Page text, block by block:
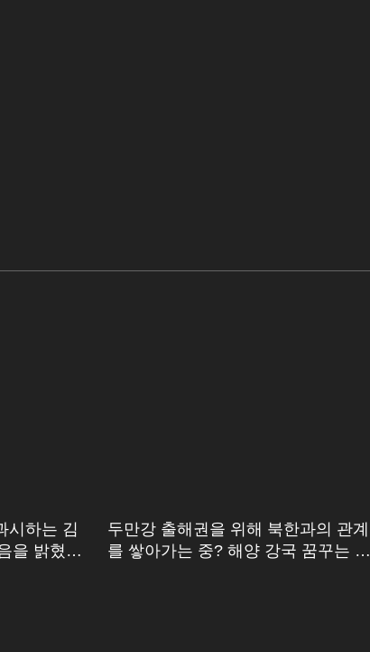
시하는 김
을 밝혔
두만강 출해권을 위해 북한과의 관계
를 쌓아가는 중? 해양 강국 꿈꾸는 시